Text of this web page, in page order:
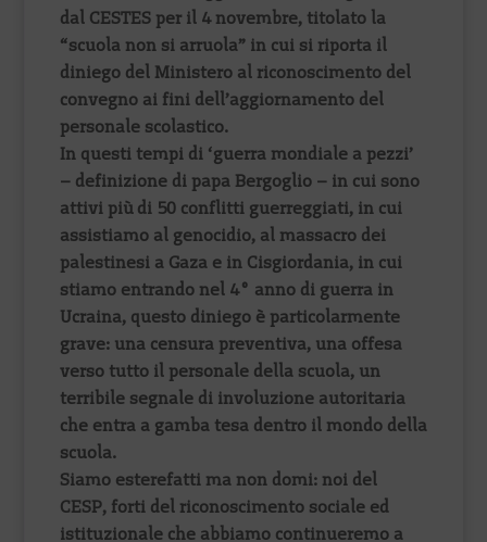
dal CESTES per il 4 novembre, titolato la
“scuola non si arruola” in cui si riporta il
diniego del Ministero al riconoscimento del
convegno ai fini dell’aggiornamento del
personale scolastico.
In questi tempi di ‘guerra mondiale a pezzi’
– definizione di papa Bergoglio – in cui sono
attivi più di 50 conflitti guerreggiati, in cui
assistiamo al genocidio, al massacro dei
palestinesi a Gaza e in Cisgiordania, in cui
stiamo entrando nel 4° anno di guerra in
Ucraina, questo diniego è particolarmente
grave: una censura preventiva, una offesa
verso tutto il personale della scuola, un
terribile segnale di involuzione autoritaria
che entra a gamba tesa dentro il mondo della
scuola.
Siamo esterefatti ma non domi: noi del
CESP, forti del riconoscimento sociale ed
istituzionale che abbiamo continueremo a